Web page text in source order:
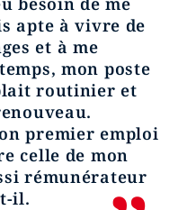
apte à vivre de
et à me
mon poste
routinier et
premier emploi
celle de mon
rémunérateur
il.